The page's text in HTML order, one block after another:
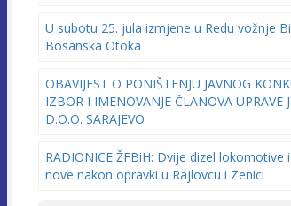
U subotu 25. jula izmjene u Redu vožnje
Bosanska Otoka
OBAVIJEST O PONIŠTENJU JAVNOG
IZBOR I IMENOVANJE ČLANOVA UPRAVE
D.O.O. SARAJEVO
RADIONICE ŽFBiH: Dvije dizel lokomotive
nove nakon opravki u Rajlovcu i Zenici